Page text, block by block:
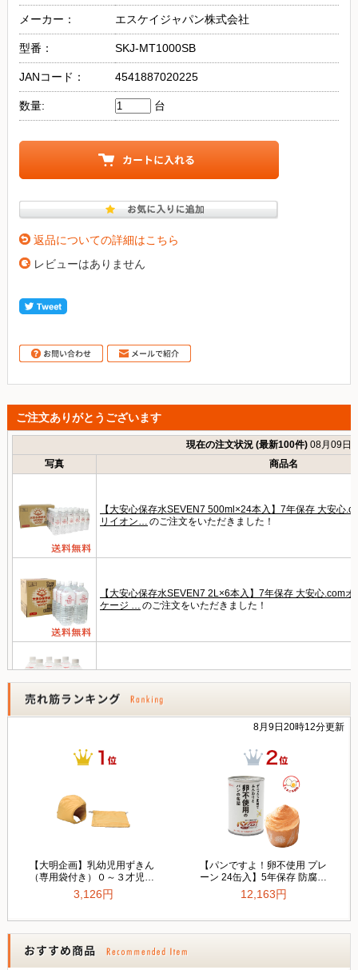
メーカー： エスケイジャパン株式会社
型番： SKJ-MT1000SB
JANコード： 4541887020225
数量: 台
返品についての詳細はこちら
レビューはありません
ご注文ありがとうございます